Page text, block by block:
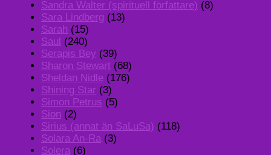
Sandra Walter (spirituell författare) (8)
Sara Lindberg (13)
Sarah (15)
Saul (240)
Serapis Bey (39)
Sharon Stewart (68)
Sheldan Nidle (176)
Shining Star (3)
Simon Petrus (5)
Sion (2)
Sirius (annat än SaLuSa) (118)
Solara An-Ra (3)
Solera (6)